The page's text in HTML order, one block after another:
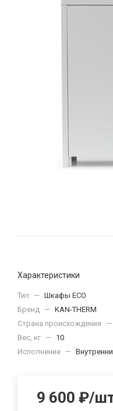
Характеристики
Тип — Шкафы ECO
Бренд — KAN-THERM
Страна происхождения
—
Вес, кг — 10
Исполнение —
9 600 ₽/